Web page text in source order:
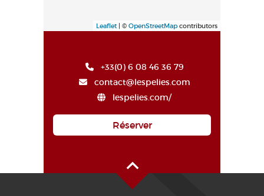
Leaflet| © OpenStreetMap contributors
+33(0) 6 08 46 36 79
contact@lespelies.com
lespelies.com/
Réserver